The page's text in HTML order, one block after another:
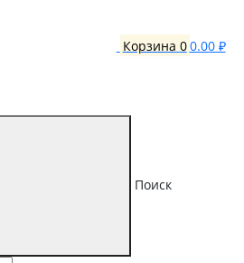
Корзина 00.00 ₽
Поиск